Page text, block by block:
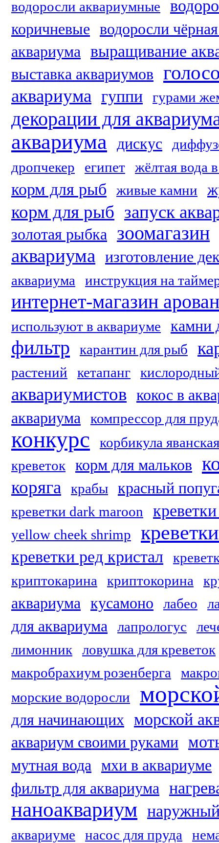
водоросли аквариумные
коричневые водоросли
аквариума выращивание
выставка аквариумов
аквариума гуппи гурами
декорации для
аквариума дискус
дропчекер
египет жёлтая вода
корм для рыб живые камни
корм для рыб запуск
золотая рыбка зоомагазин
аквариума изготовление
аквариума инструкция на
интернет-магазин
используют в аквариуме камни
фильтр карантин для рыб
растений кетапанг
аквариумистов кокос в
аквариума
компрессор для
конкурс
корбикула яванская
креветок
корм для мальков
коряга крабы красный
креветки dark maroon
yellow cheek shrimp
креветки ред кристал
криптокарина
криптокорина
аквариума кусамоно лабео
для аквариума лапрологус
лимонник
ловушка для креветок
макробрахиум розенберга
морские водоросли
для начинающих морской
аквариум своими руками
мутная вода мхи в аквариуме
фильтр для аквариума
наноаквариум
аквариуме насос для пруда